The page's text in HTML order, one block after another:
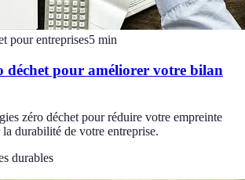
pour entreprises5 min
déchet pour améliorer votre bilan
zéro déchet pour réduire votre empreinte
durabilité de votre entreprise.
durables